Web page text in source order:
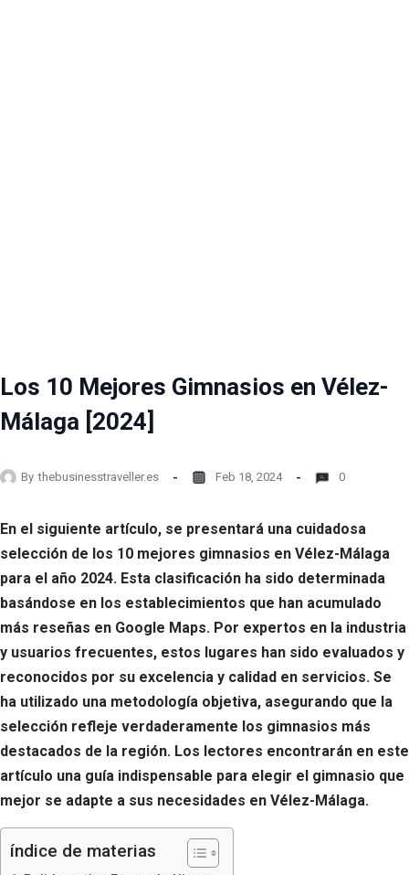
Los 10 Mejores Gimnasios en Vélez-
Málaga [2024]
By thebusinesstraveller.es Feb 18, 2024 0
En el siguiente artículo, se presentará una cuidadosa
selección de los 10 mejores gimnasios en Vélez-Málaga
para el año 2024. Esta clasificación ha sido determinada
basándose en los establecimientos que han acumulado
más reseñas en Google Maps. Por expertos en la industria
y usuarios frecuentes, estos lugares han sido evaluados y
reconocidos por su excelencia y calidad en servicios. Se
ha utilizado una metodología objetiva, asegurando que la
selección refleje verdaderamente los gimnasios más
destacados de la región. Los lectores encontrarán en este
artículo una guía indispensable para elegir el gimnasio que
mejor se adapte a sus necesidades en Vélez-Málaga.
índice de materias